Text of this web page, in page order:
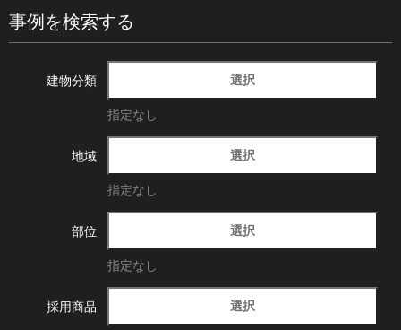
事例を検索する
建物分類 選択
指定なし
地域 選択
指定なし
部位 選択
指定なし
採用商品 選択